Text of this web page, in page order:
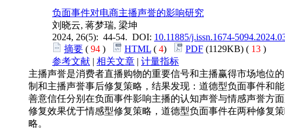
负面事件对电商主播声誉的影响研究
刘晓云, 蒋梦瑞, 梁坤
2024, 26(5): 44-54. DOI: 10.11885/j.issn.1674-
摘要 ( 94 ) HTML ( 4) PDF (1129KB) ( 13 )
参考文献 | 相关文章 | 计量指标
主播声誉是消费者直播购物的重要信号和主播赢得市场地位
制和主播声誉事后修复策略，结果发现：道德型负面事件和
善意信任分别在负面事件影响主播的认知声誉与情感声誉方
修复效果优于情感型修复策略，道德型负面事件在两种修复
略。